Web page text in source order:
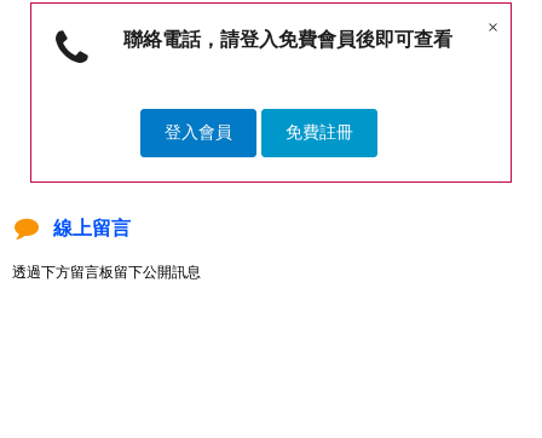
×
聯絡電話，請登入免費會員後即可查看
登入會員 免費註冊
線上留言
透過下方留言板留下公開訊息